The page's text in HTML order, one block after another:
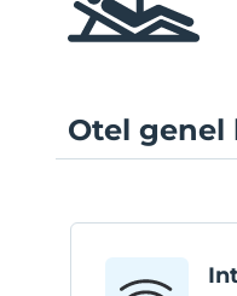
Otel genel